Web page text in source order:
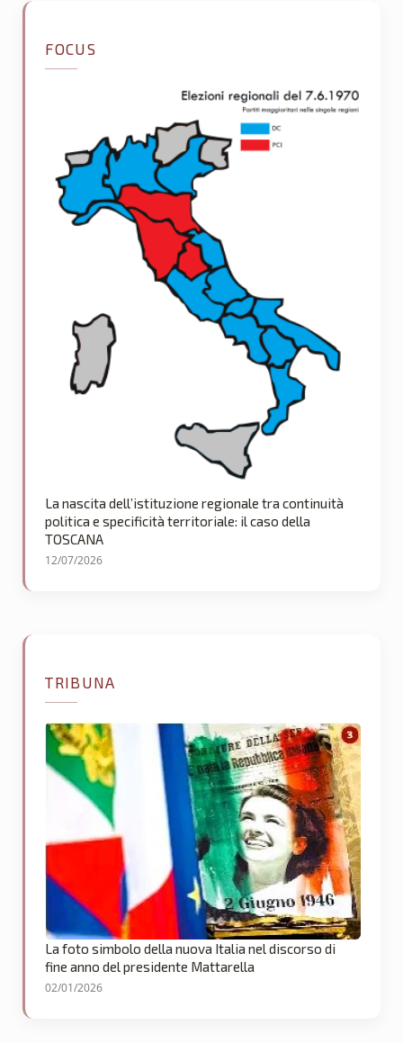
FOCUS
La nascita dell’istituzione regionale tra continuità
politica e specificità territoriale: il caso della
TOSCANA
12/07/2026
TRIBUNA
La foto simbolo della nuova Italia nel discorso di
fine anno del presidente Mattarella
02/01/2026